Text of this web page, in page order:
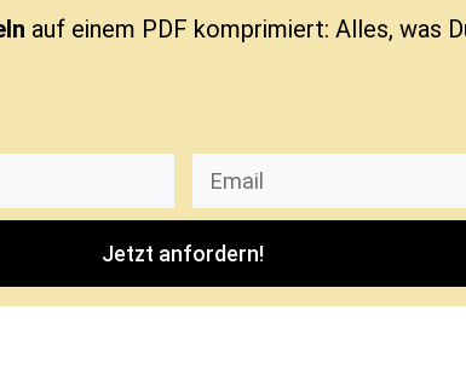
auf einem PDF komprimiert: Alles, was
Jetzt anfordern!